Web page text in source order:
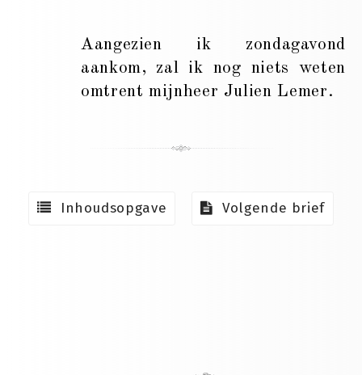
Aangezien ik zondagavond
aankom, zal ik nog niets weten
omtrent mijnheer Julien Lemer.
Inhoudsopgave Volgende brief